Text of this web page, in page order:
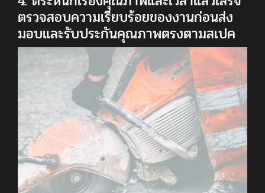
ตรวจสอบความเรียบร้อยของงานก่อนส่ง
มอบและรับประกันคุณภาพตรงตามสเปค